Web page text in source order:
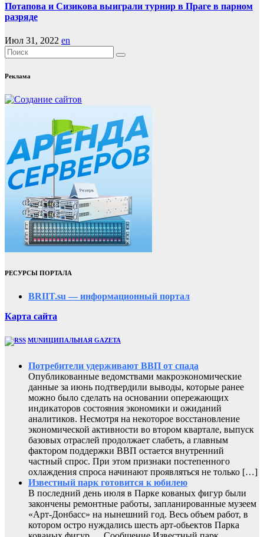
Потапова и Сизикова выиграли турнир в Праге в парном
разряде
Июл 31, 2022 en
Реклама
РЕСУРСЫ ПОРТАЛА
BRIIT.su — информационный портал
Карта сайта
MUNИЦИПАЛЬНАЯ GAZЕТА
Потребители удерживают ВВП от спада
Опубликованные ведомствами макроэкономические
данные за июнь подтвердили выводы, которые ранее
можно было сделать на основании опережающих
индикаторов состояния экономики и ожиданий
аналитиков. Несмотря на некоторое восстановление
экономической активности во втором квартале, выпуск
базовых отраслей продолжает слабеть, а главным
фактором поддержки ВВП остается внутренний
частный спрос. При этом признаки постепенного
охлаждения спроса начинают проявляться не только […]
Известный парк готовится к юбилею
В последний день июля в Парке кованых фигур были
закончены ремонтные работы, запланированные музеем
«Арт-Донбасс» на нынешний год. Весь объем работ, в
котором остро нуждались шесть арт-обьектов Парка